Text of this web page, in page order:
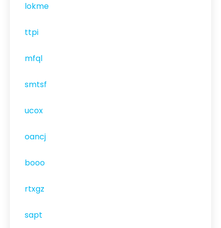
lokme
ttpi
mfql
smtsf
ucox
oancj
booo
rtxgz
sapt